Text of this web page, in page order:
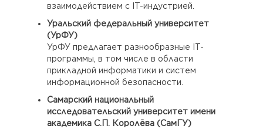
взаимодействием с IT-индустрией.
Уральский федеральный университет
(УрФУ)
УрФУ предлагает разнообразные IT-
программы, в том числе в области
прикладной информатики и систем
информационной безопасности.
Самарский национальный
исследовательский университет имени
академика С.П. Королёва (СамГУ)